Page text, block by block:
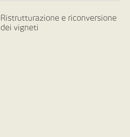
Ristrutturazione e riconversione
dei vigneti